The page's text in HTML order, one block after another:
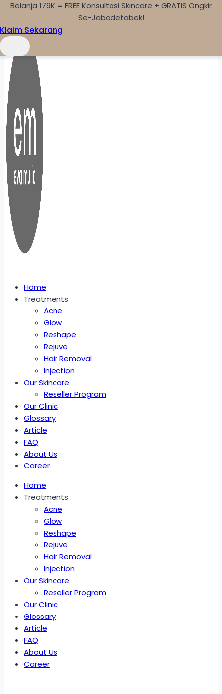
Skip to content
Home
Treatments
Acne
Glow
Reshape
Rejuve
Hair Removal
Injection
Our Skincare
Reseller Program
Our Clinic
Glossary
Article
FAQ
About Us
Career
Home
Treatments
Acne
Glow
Reshape
Rejuve
Hair Removal
Injection
Our Skincare
Reseller Program
Our Clinic
Glossary
Article
FAQ
About Us
Career
Belanja 179K = FREE Konsultasi Skincare + GRATIS Ongkir
Se-Jabodetabek!
Klaim Sekarang